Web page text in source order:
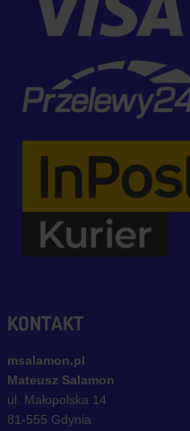
KONTAKT
msalamon.pl
Mateusz Salamon
ul. Małopolska 14
81-555 Gdynia